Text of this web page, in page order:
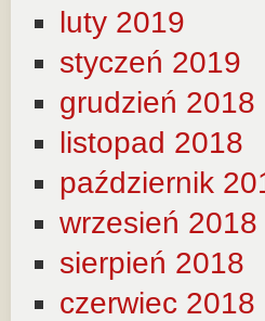
luty 2019
styczeń 2019
grudzień 2018
listopad 2018
październik
wrzesień 2018
sierpień 2018
czerwiec 2018